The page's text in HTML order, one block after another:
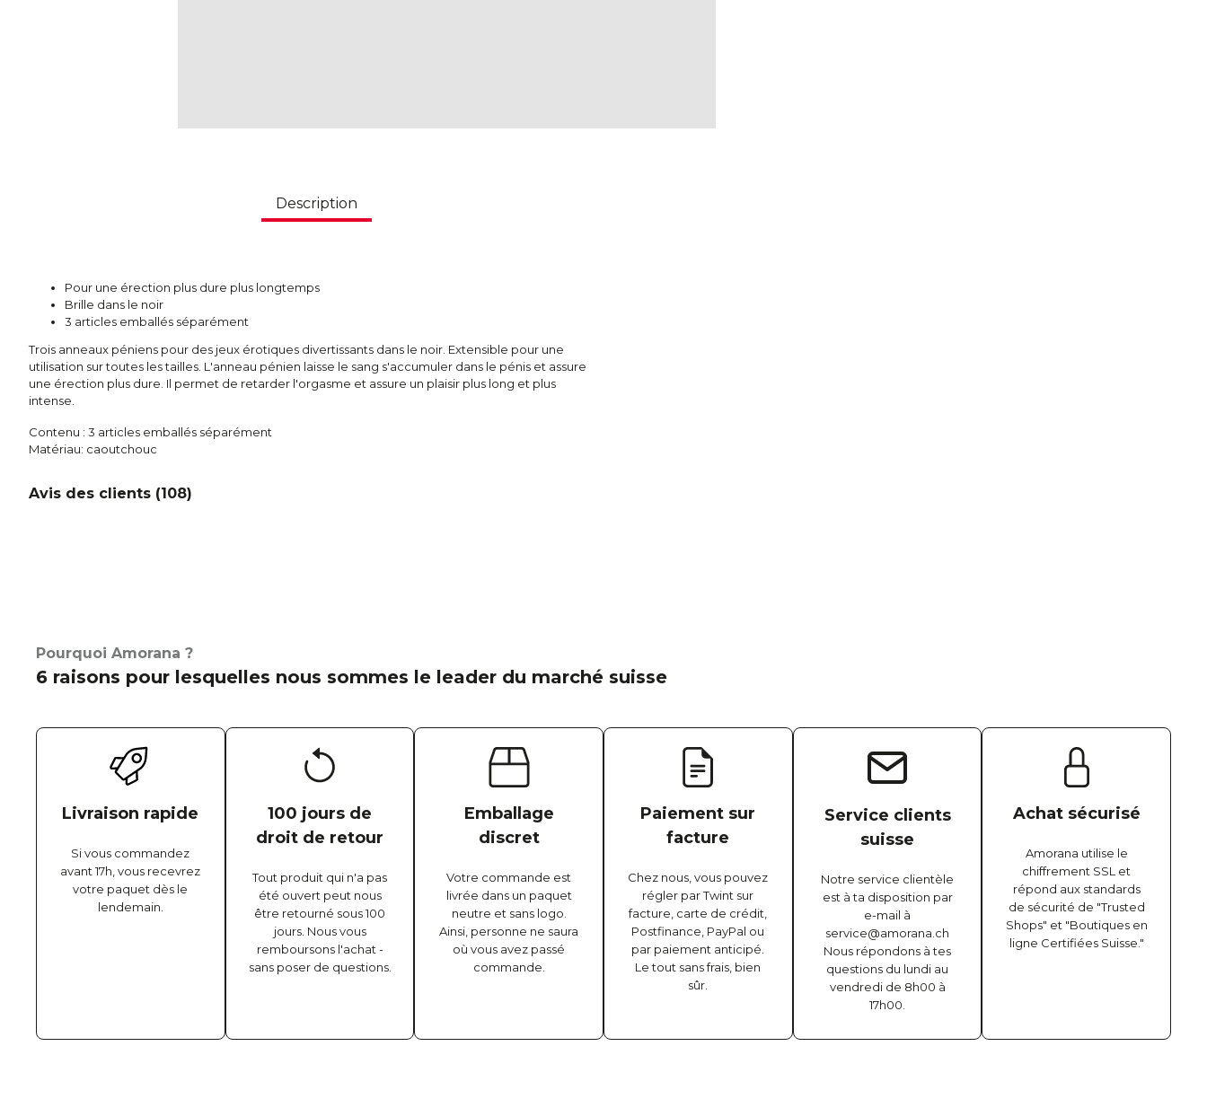
Description
Pour une érection plus dure plus longtemps
Brille dans le noir
3 articles emballés séparément
Trois anneaux péniens pour des jeux érotiques divertissants dans le noir. Extensible pour une
utilisation sur toutes les tailles. L'anneau pénien laisse le sang s'accumuler dans le pénis et assure
une érection plus dure. Il permet de retarder l'orgasme et assure un plaisir plus long et plus
intense.
Contenu : 3 articles emballés séparément
Matériau: caoutchouc
Avis des clients (108)
Pourquoi Amorana ?
6 raisons pour lesquelles nous sommes le leader du marché suisse
Livraison rapide
Si vous commandez
avant 17h, vous recevrez
votre paquet dès le
lendemain.
100 jours de
droit de retour
Tout produit qui n'a pas
été ouvert peut nous
être retourné sous 100
jours. Nous vous
remboursons l'achat -
sans poser de questions.
Emballage
discret
Votre commande est
livrée dans un paquet
neutre et sans logo.
Ainsi, personne ne saura
où vous avez passé
commande.
Paiement sur
facture
Chez nous, vous pouvez
régler par Twint sur
facture, carte de crédit,
Postfinance, PayPal ou
par paiement anticipé.
Le tout sans frais, bien
sûr.
Service clients
suisse
Notre service clientèle
est à ta disposition par
e-mail à
service@amorana.ch
Nous répondons à tes
questions du lundi au
vendredi de 8h00 à
17h00.
Achat sécurisé
Amorana utilise le
chiffrement SSL et
répond aux standards
de sécurité de "Trusted
Shops" et "Boutiques en
ligne Certifiées Suisse."